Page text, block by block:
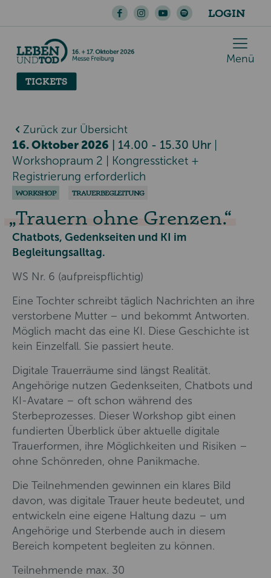
LOGIN
TICKETS
Menü
Zurück zur Übersicht
16. Oktober 2026 | 14.00 - 15.30 Uhr
Workshopraum 2
| Kongressticket +
Registrierung erforderlich
WORKSHOP TRAUERBEGLEITUNG
Trauern ohne Grenzen.
Chatbots, Gedenkseiten und KI im
Begleitungsalltag.
WS Nr. 6 (aufpreispflichtig)
Eine Tochter schreibt täglich Nachrichten an ihre
verstorbene Mutter – und bekommt Antworten.
Möglich macht das eine KI. Diese Geschichte ist
kein Einzelfall. Sie passiert heute.
Digitale Trauerräume sind längst Realität.
Angehörige nutzen Gedenkseiten, Chatbots und
KI-Avatare – oft schon während des
Sterbeprozesses. Dieser Workshop gibt einen
fundierten Überblick über aktuelle digitale
Trauerformen, ihre Möglichkeiten und Risiken –
ohne Schönreden, ohne Panikmache.
Die Teilnehmenden gewinnen ein klares Bild
davon, was digitale Trauer heute bedeutet, und
entwickeln eine eigene Haltung dazu – um
Angehörige und Sterbende auch in diesem
Bereich kompetent begleiten zu können.
Teilnehmende max. 30